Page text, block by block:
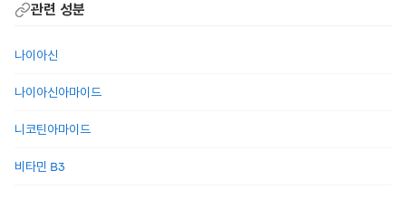
관련 성분
나이아신
나이아신아마이드
니코틴아마이드
비타민 B3